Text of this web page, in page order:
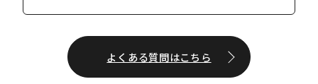
よくある質問はこちら